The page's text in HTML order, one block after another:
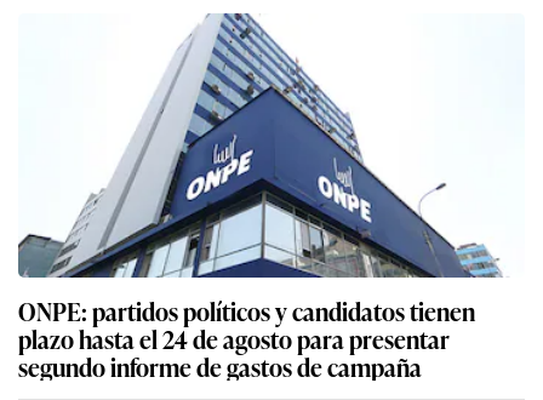
ONPE: partidos políticos y candidatos tienen
plazo hasta el 24 de agosto para presentar
segundo informe de gastos de campaña